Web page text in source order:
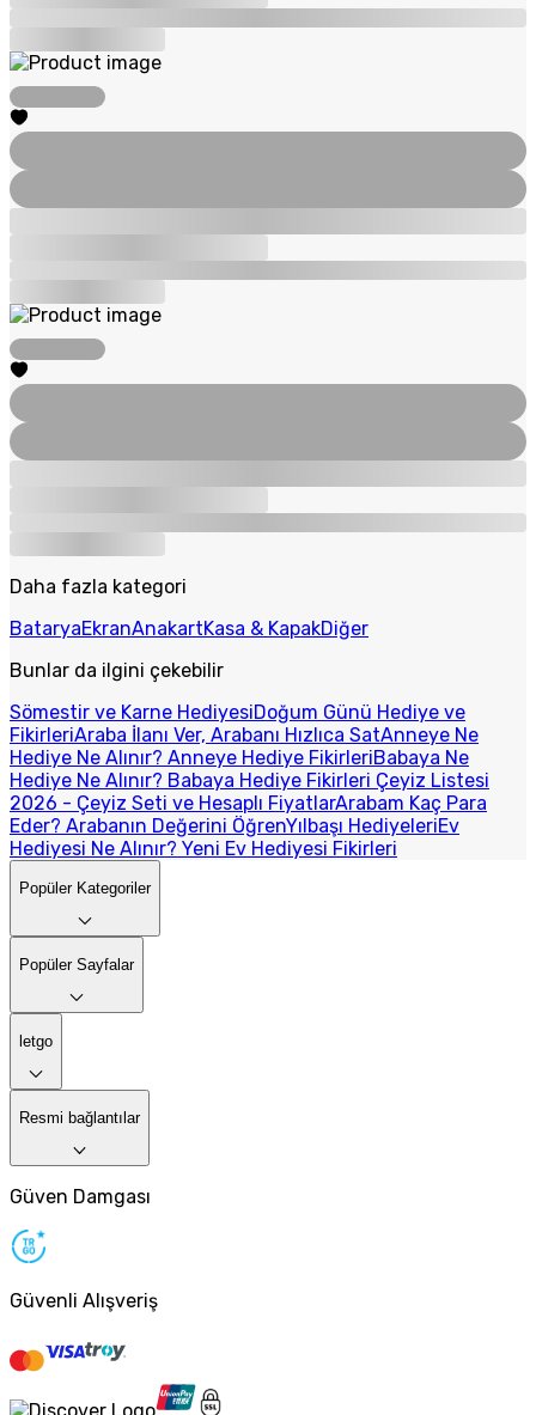
Daha fazla kategori
BataryaEkranAnakartKasa & KapakDiğer
Bunlar da ilgini çekebilir
Sömestir ve Karne HediyesiDoğum Günü Hediye ve
FikirleriAraba İlanı Ver, Arabanı Hızlıca SatAnneye Ne
Hediye Ne Alınır? Anneye Hediye FikirleriBabaya Ne
Hediye Ne Alınır? Babaya Hediye Fikirleri Çeyiz Listesi
2026 - Çeyiz Seti ve Hesaplı FiyatlarArabam Kaç Para
Eder? Arabanın Değerini ÖğrenYılbaşı HediyeleriEv
Hediyesi Ne Alınır? Yeni Ev Hediyesi Fikirleri
Popüler Kategoriler
Popüler Sayfalar
letgo
Resmi bağlantılar
Güven Damgası
Güvenli Alışveriş